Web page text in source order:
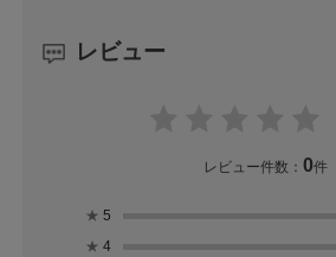
レビュー
レビュー件数： 0件
★ 5
★ 4